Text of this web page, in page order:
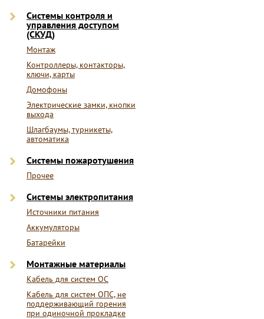
Системы контроля и
управления доступом
(СКУД)
Монтаж
Контроллеры, контакторы,
ключи, карты
Домофоны
Электрические замки, кнопки
выхода
Шлагбаумы, турникеты,
автоматика
Системы пожаротушения
Прочее
Системы электропитания
Источники питания
Аккумуляторы
Батарейки
Монтажные материалы
Кабель для систем ОС
Кабель для систем ОПС, не
поддерживающий горения
при одиночной прокладке